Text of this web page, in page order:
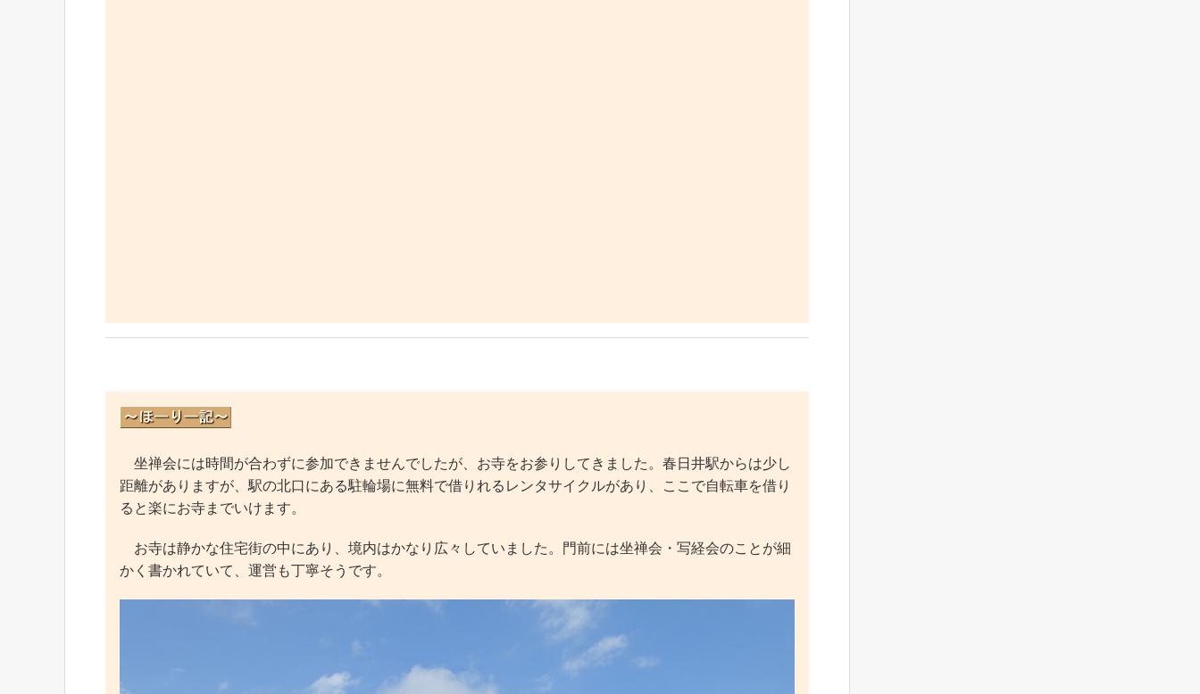
坐禅会には時間が合わずに参加できませんでしたが、お寺をお参りしてきました。春日井駅からは少し
距離がありますが、駅の北口にある駐輪場に無料で借りれるレンタサイクルがあり、ここで自転車を借り
ると楽にお寺までいけます。
お寺は静かな住宅街の中にあり、境内はかなり広々していました。門前には坐禅会・写経会のことが細
かく書かれていて、運営も丁寧そうです。